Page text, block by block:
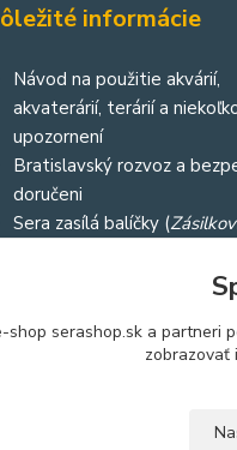
informácie
Návod na použitie akvárií,
akvaterárií, terárií a
upozornení
Bratislavský rozvoz a
doručeni
Sera zasílá balíčky (
shop serashop.sk a partneri
zobrazovať